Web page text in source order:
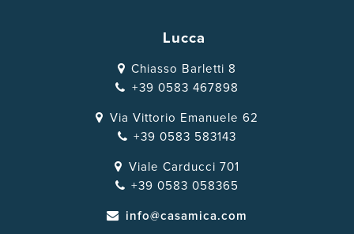
Lucca
Chiasso Barletti 8
+39 0583 467898
Via Vittorio Emanuele 62
+39 0583 583143
Viale Carducci 701
+39 0583 058365
info@casamica.com